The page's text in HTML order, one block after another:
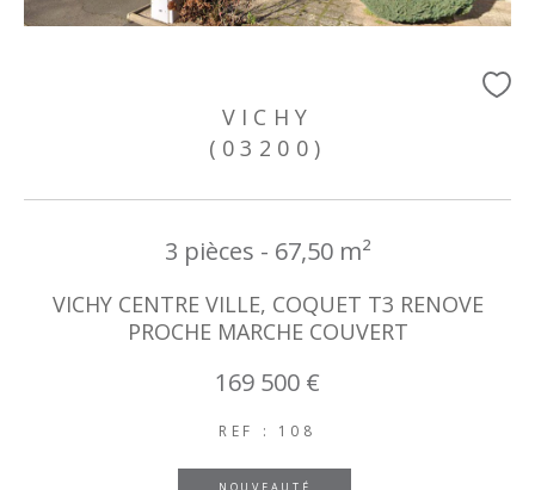
VICHY
(03200)
3 pièces - 67,50 m²
VICHY CENTRE VILLE, COQUET T3 RENOVE
PROCHE MARCHE COUVERT
169 500 €
REF : 108
NOUVEAUTÉ